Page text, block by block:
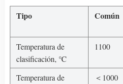
Tipo Común
Temperatura de
clasificación, ℃
1100
Temperatura de
＜1000